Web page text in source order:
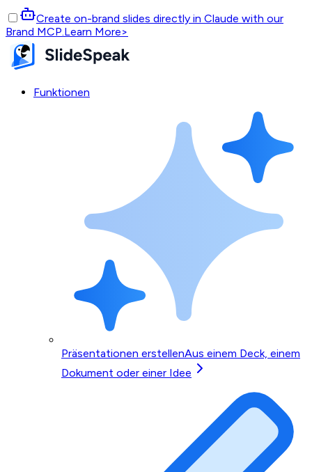
Create on-brand slides directly in Claude with our
Brand MCP.Learn More>
Funktionen
Präsentationen erstellenAus einem Deck, einem
Dokument oder einer Idee